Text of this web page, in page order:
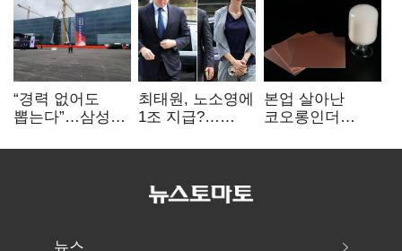
“경력 없어도
뽑는다”…삼성
반도체 인재
최태원, 노소영에
1조 지급?…
본업 살아난
코오롱인더
배터리 소재로
뉴스